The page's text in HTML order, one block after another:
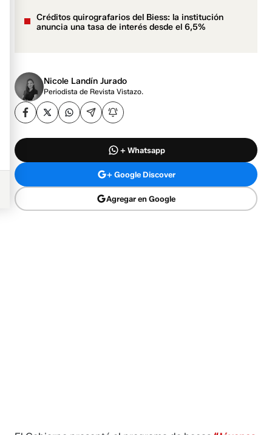
Créditos quirografarios del Biess: la institución
anuncia una tasa de interés desde el 6,5%
Nicole Landín Jurado
Periodista de Revista Vistazo.
+ Whatsapp
+ Google Discover
Agregar en Google